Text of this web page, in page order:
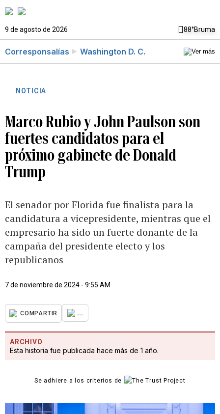
9 de agosto de 2026 88°Bruma
Corresponsalías Washington D. C.
NOTICIA
Marco Rubio y John Paulson son
fuertes candidatos para el
próximo gabinete de Donald
Trump
El senador por Florida fue finalista para la
candidatura a vicepresidente, mientras que el
empresario ha sido un fuerte donante de la
campaña del presidente electo y los
republicanos
7 de noviembre de 2024 - 9:55 AM
COMPARTIR ...
ARCHIVO
Esta historia fue publicada hace más de 1 año.
Se adhiere a los criterios de